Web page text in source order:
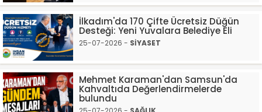
İlkadım'da 170 Çifte Ücretsiz Düğün
Desteği: Yeni Yuvalara Belediye Eli
25-07-2026 - SİYASET
Mehmet Karaman'dan Samsun'da
Kahvaltıda Değerlendirmelerde
bulundu